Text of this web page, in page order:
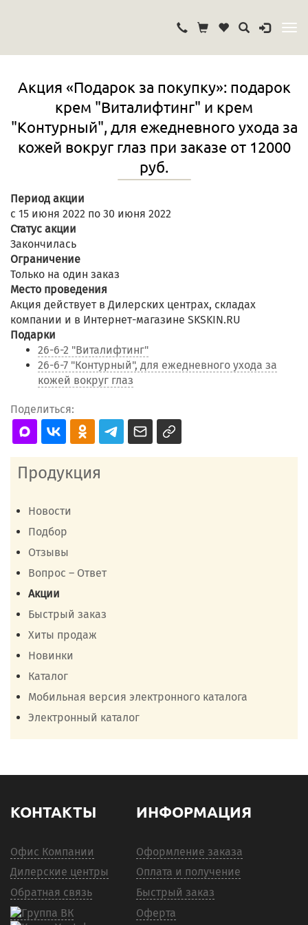
Акция «Подарок за покупку»: подарок
крем "Виталифтинг" и крем
"Контурный", для ежедневного ухода за
кожей вокруг глаз при заказе от 12000
руб.
Период акции
с 15 июня 2022 по 30 июня 2022
Статус акции
Закончилась
Ограничение
Только на один заказ
Место проведения
Акция действует в Дилерских центрах, складах
компании и в Интернет-магазине SKSKIN.RU
Подарки
26-6-2 "Виталифтинг"
26-6-7 "Контурный", для ежедневного ухода за
кожей вокруг глаз
Поделиться:
Продукция
Новости
Подбор
Отзывы
Вопрос – Ответ
Акции
Быстрый заказ
Хиты продаж
Новинки
Каталог
Мобильная версия электронного каталога
Электронный каталог
КОНТАКТЫ
Офис Компании
Дилерские центры
Обратная связь
ИНФОРМАЦИЯ
Оформление заказа
Оплата и получение
Быстрый заказ
Оферта